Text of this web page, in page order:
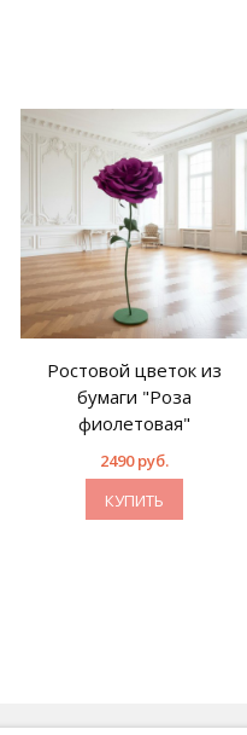
Ростовой цветок из
бумаги "Роза
фиолетовая"
2490 руб.
КУПИТЬ